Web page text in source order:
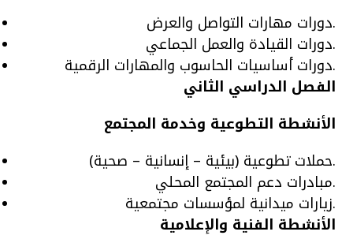
دورات مهارات التواصل والعرض.
دورات القيادة والعمل الجماعي.
دورات أساسيات الحاسوب والمهارات الرقمية.
الفصل الدراسي الثاني
الأنشطة التطوعية وخدمة المجتمع
حملات تطوعية (بيئية – إنسانية – صحية).
مبادرات دعم المجتمع المحلي.
زيارات ميدانية لمؤسسات مجتمعية.
الأنشطة الفنية والإعلامية